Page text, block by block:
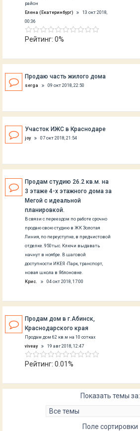
район
Елена (Екатеринбург)
13 окт 2018,
00:36
Рейтинг: 0%
Продаю часть жилого дома
serga 09 окт 2018, 22:50
Участок ИЖС в Краснодаре
joy 07 окт 2018, 21:54
Продам студию 26.2 кв.м. на
3 этаже 4-х этажного дома за
Мегой с идеальной
планировкой.
В связи с переездом по работе срочно
продаю свою студию в ЖК Золотая
Линия, по переуступке, в предчистовой
отделке. 950тыс. Ключи выдавать
начнут в ноябре. В шаговой
доступности ИКЕЯ -Парк, транспорт,
новая школа в Яблоновке.
Крис.
04 окт 2018, 17:00
Продам дом в г.Абинск,
Краснодарского края
Продам дом 62 кв.м на 10 сотках
viveay
19 авг 2018, 12:47
Рейтинг: 0.01%
Показать темы за:
Поле сортировки